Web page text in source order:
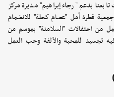
بدعم "رجاء إبراهيم" مديرة مركز
قطرة أمل "عصام كحلة" للانضمام
من احتفالات "السلامنة" بموسم من
تجسيد للمحبة والألفة وحب العمل